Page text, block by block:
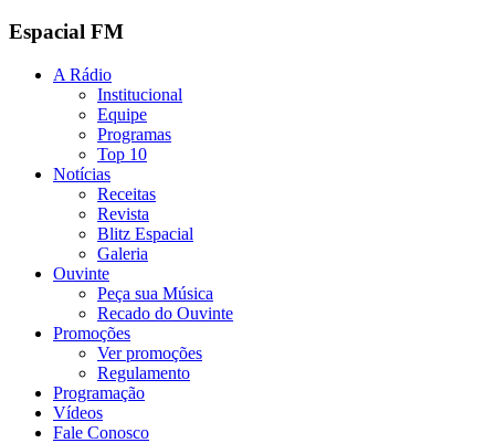
Espacial FM
A Rádio
Institucional
Equipe
Programas
Top 10
Notícias
Receitas
Revista
Blitz Espacial
Galeria
Ouvinte
Peça sua Música
Recado do Ouvinte
Promoções
Ver promoções
Regulamento
Programação
Vídeos
Fale Conosco